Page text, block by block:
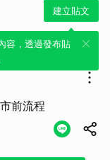
建立貼文
容，透過發布貼
前流程